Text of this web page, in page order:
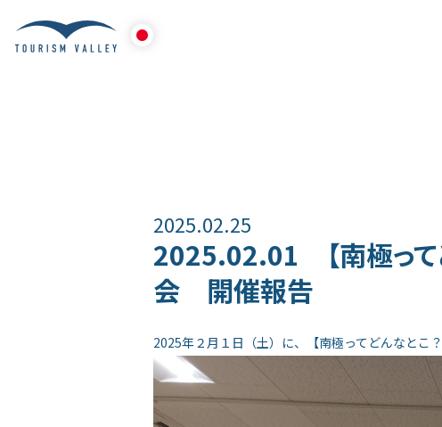
2025.02.25
2025.02.01 【南極って
会 開催報告
2025年２月１日（土）に、【南極ってどんなとこ